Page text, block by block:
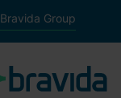
Bravida Group